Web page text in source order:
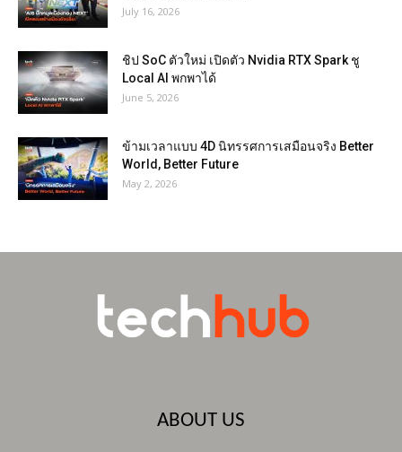
July 16, 2026
ชิป SoC ตัวใหม่ เปิดตัว Nvidia RTX Spark ชู
Local AI พกพาได้
June 5, 2026
ข้ามเวลาแบบ 4D นิทรรศการเสมือนจริง Better
World, Better Future
May 2, 2026
ABOUT US